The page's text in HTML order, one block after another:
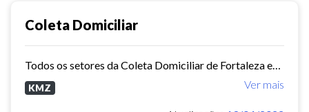
Coleta Domiciliar
Ver mais
KMZ